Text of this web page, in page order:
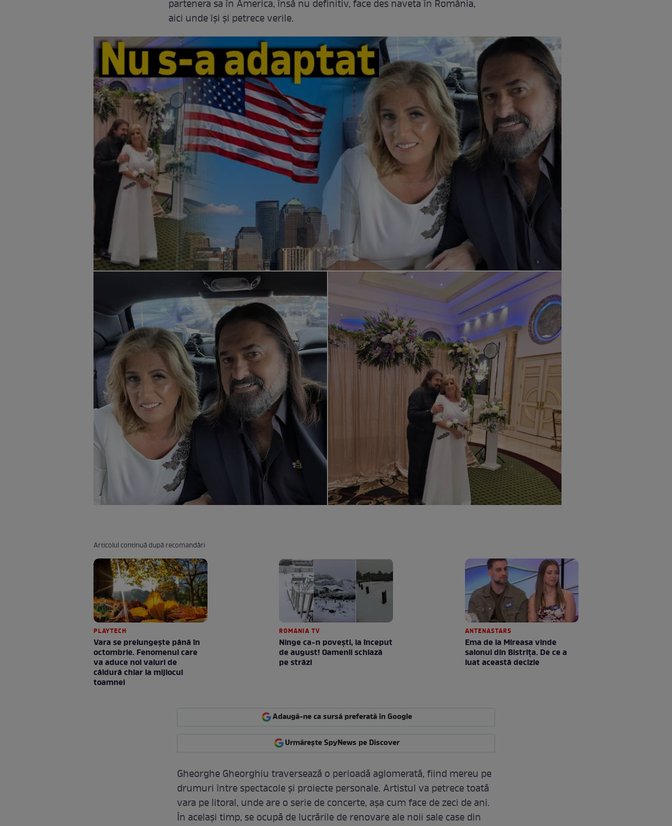
partenera sa în America, însă nu definitiv, face des naveta în România,
aici unde își și petrece verile.
Articolul continuă după recomandări
PLAYTECH
Vara se prelungeşte până în
octombrie. Fenomenul care
va aduce noi valuri de
căldură chiar la mijlocul
toamnei
ROMANIA TV
Ninge ca-n povești, la început
de august! Oamenii schiază
pe străzi
ANTENASTARS
Ema de la Mireasa vinde
salonul din Bistrița. De ce a
luat această decizie
Adaugă-ne ca sursă preferată în Google
Urmărește SpyNews pe Discover
Gheorghe Gheorghiu traversează o perioadă aglomerată, fiind mereu pe
drumuri între spectacole și proiecte personale. Artistul va petrece toată
vara pe litoral, unde are o serie de concerte, așa cum face de zeci de ani.
În același timp, se ocupă de lucrările de renovare ale noii sale case din